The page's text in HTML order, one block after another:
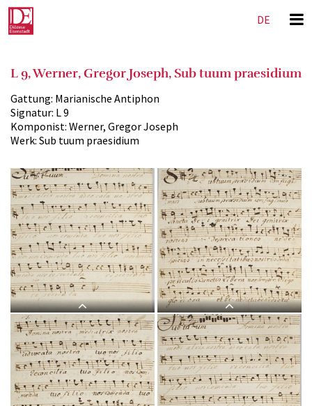
DE
L 9, Werner, Gregor Joseph, Sub tuum praesidium
Gattung: Marianische Antiphon
Signatur: L 9
Komponist: Werner, Gregor Joseph
Werk: Sub tuum praesidium